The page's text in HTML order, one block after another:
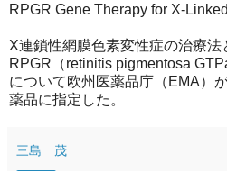
RPGR Gene Therapy for X-
X連鎖性網膜色素変性症の治療
RPGR（retinitis pigmentosa
について欧州医薬品庁（EMA）
薬品に指定した。
三島 茂